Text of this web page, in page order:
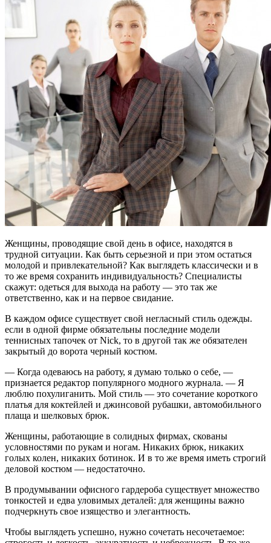
Женщины, проводящие свой день в офисе, находятся в
трудной ситуации. Как быть серьезной и при этом остаться
молодой и привлекательной? Как выглядеть классически и в
то же время сохранить индивидуальность? Специалисты
скажут: одеться для выхода на работу — это так же
ответственно, как и на первое свидание.
В каждом офисе существует свой негласный стиль одежды.
если в одной фирме обязательны последние модели
теннисных тапочек от Nick, то в другой так же обязателен
закрытый до ворота черный костюм.
— Когда одеваюсь на работу, я думаю только о себе, —
признается редактор популярного модного журнала. — Я
люблю похулиганить. Мой стиль — это сочетание короткого
платья для коктейлей и джинсовой рубашки, автомобильного
плаща и шелковых брюк.
Женщины, работающие в солидных фирмах, скованы
условностями по рукам и ногам. Никаких брюк, никаких
голых колен, никаких ботинок. И в то же время иметь строгий
деловой костюм — недостаточно.
В продумывании офисного гардероба существует множество
тонкостей и едва уловимых деталей: для женщины важно
подчеркнуть свое изящество и элегантность.
Чтобы выглядеть успешно, нужно сочетать несочетаемое: